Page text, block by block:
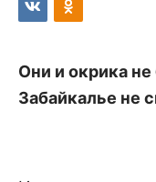
Они и окрика
Забайкалье не